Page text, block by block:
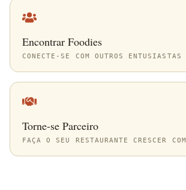
Encontrar Foodies
CONECTE-SE COM OUTROS ENTUSIASTAS
Torne-se Parceiro
FAÇA O SEU RESTAURANTE CRESCER